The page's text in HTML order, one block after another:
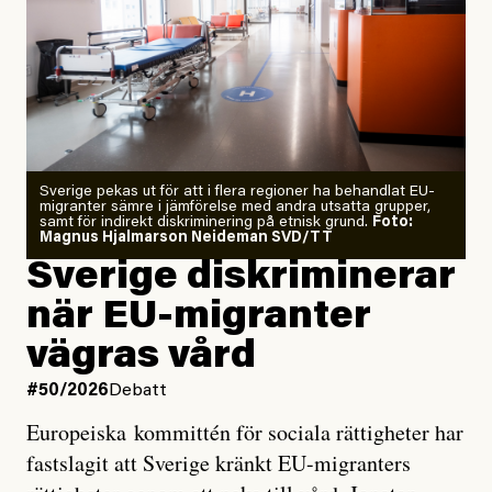
”Fram till i dag”, skriver han.
Årets El Niño kan bli den
starkaste som uppmätts
Zeke Hausfather är chockad igen efter att ha
analyserat hur de olika klimatmodellerna bedömer
läget för hur den begynnande El Niño-händelsen ska
utveckla sig. El Niño är ett återkommande
väderfenomen som uppstår när havsvattnet i delar av
Stilla havet blir ovanligt varmt. Det påverkar vädret
över stora delar av världen och under
forskare allt oftare varnat för att den här El Niñon
Det verkar vara en underdrift, menar nu Zeke
Sverige pekas ut för att i flera regioner ha behandlat EU-
migranter sämre i jämförelse med andra utsatta grupper,
samt för indirekt diskriminering på etnisk grund. Foto:
Magnus Hjalmarson Neideman SVD/TT
Sverige diskriminerar
när EU-migranter
vägras vård
#50/2026 Debatt
Europeiska kommittén för sociala rättigheter har
fastslagit att Sverige kränkt EU-migranters